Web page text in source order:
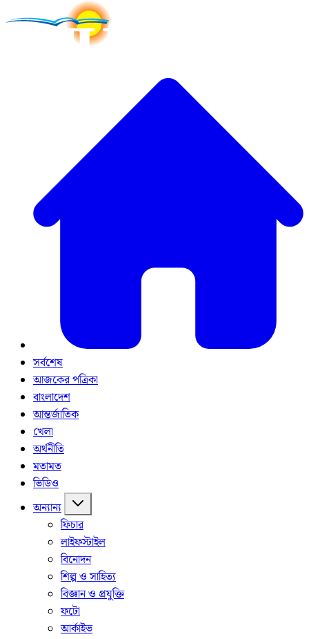
সর্বশেষ
আজকের পত্রিকা
বাংলাদেশ
আন্তর্জাতিক
খেলা
অর্থনীতি
মতামত
ভিডিও
অন্যান্য
ফিচার
লাইফস্টাইল
বিনোদন
শিল্প ও সাহিত্য
বিজ্ঞান ও প্রযুক্তি
ফটো
আর্কাইভ